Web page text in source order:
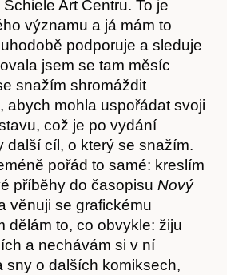
Kontakt
Art Centru. To je
významu a já mám to
podporuje a sleduje
jsem se tam měsíc
snažím shromáždit
abych mohla uspořádat svoji
což je po vydání
další cíl, o který se snažím.
pořád to samé: kreslím
příběhy do časopisu Nový
věnuji se grafickému
dělám to, co obvykle: žiju
a nechávám si v ní
sny o dalších komiksech,